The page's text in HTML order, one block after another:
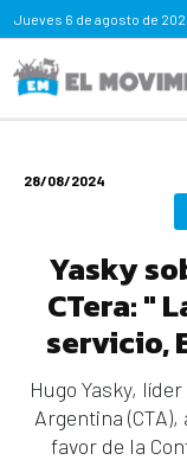
Jueves 6 de agosto de
28/08/2024
Yasky
CTera: "
servicio,
Hugo Yasky,
Argentina
favor de la